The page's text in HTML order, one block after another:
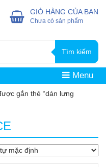
Tìm kiếm
GIỎ HÀNG CỦA BẠN
Chưa có sản phẩm
Menu
gắn thẻ “dán lưng